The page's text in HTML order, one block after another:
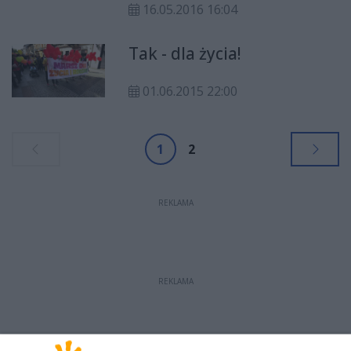
Marsz poprzedziła Msza Święta w
przeszli w barwnym korowodzie
urząd miejski gdzie odbył się
16.05.2016 16:04
Tak - dla życia!
01.06.2015 22:00
1 2
REKLAMA
REKLAMA